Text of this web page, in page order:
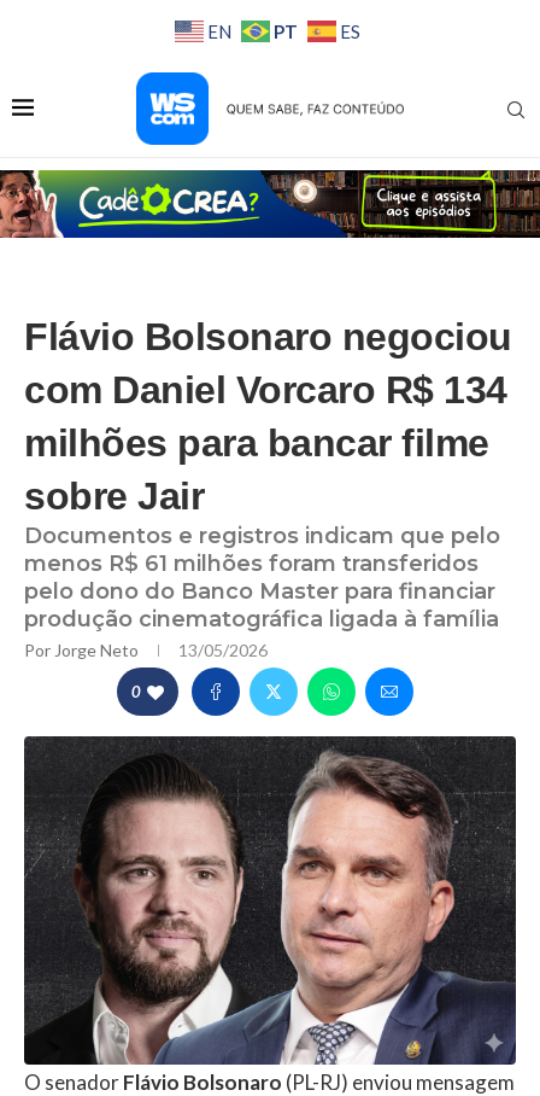
EN PT ES
Flávio Bolsonaro negociou
com Daniel Vorcaro R$ 134
milhões para bancar filme
sobre Jair
Documentos e registros indicam que pelo
menos R$ 61 milhões foram transferidos
pelo dono do Banco Master para financiar
produção cinematográfica ligada à família
Por Jorge Neto 13/05/2026
0
O senadorFlávio Bolsonaro (PL-RJ) enviou mensagem